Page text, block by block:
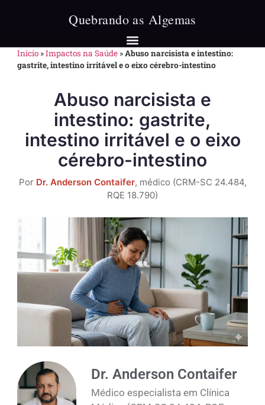
Início »Impactos na Saúde »Abuso narcisista e intestino:
gastrite, intestino irritável e o eixo cérebro-intestino
Abuso narcisista e
intestino: gastrite,
intestino irritável e o eixo
cérebro-intestino
Por Dr. Anderson Contaifer, médico (CRM-SC 24.484,
RQE 18.790)
Dr. Anderson Contaifer
Médico especialista em Clínica